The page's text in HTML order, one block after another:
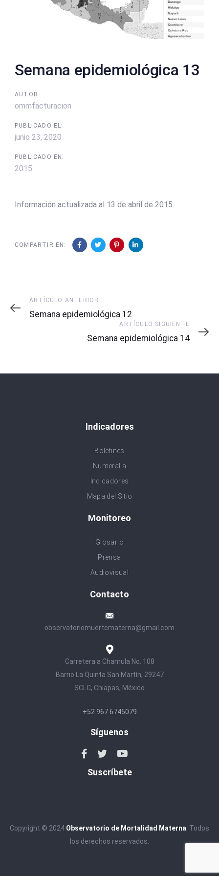
Semana epidemiológica 13
AUTOR:
ommfacturacion
PUBLICADO EL:
junio 23, 2020
PUBLICADO EN:
2015
Información actualizada al 13 de abril de 2015
COMPARTIR EN:
Artículo
Anterior
ARTÍCULO ANTERIOR
Semana epidemiológica 12
Siguiente
ARTÍCULO SIGUIENTE
Semana epidemiológica 14
Indicadores
Boletines
Numeralia
Indicadores
Mapa del Sitio
Monitoreo
Glosario
Prensa
Audiovisual
Contacto
observatoriomuertematerna@gmail.com
Carretera a Chamula No. 108
Barrio La Quinta San Martín, 29247
SCLC, Chiapas, México
+52 967 6745079
Síguenos
Suscríbete
Copyright © 2024 Observatorio de Mortalidad Materna . Todos
los derechos reservados.